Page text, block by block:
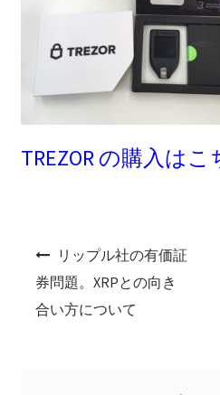
TREZOR の購入は
リップル社の有価証
券問題。XRPとの向き
合い方について